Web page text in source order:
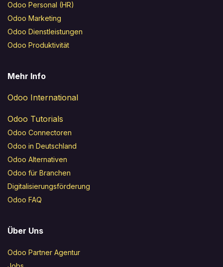
Odoo Personal (HR)
Odoo Marketing
Odoo Dienstleistungen
Odoo Produktivität
Mehr Info
Odoo International
Odoo Tutorials
Odoo Connectoren
Odoo in Deutschland
Odoo Alternativen
Odoo für Branchen
Digitalisierungsförderung
Odoo FAQ
Über Uns
Odoo Partner Agentur